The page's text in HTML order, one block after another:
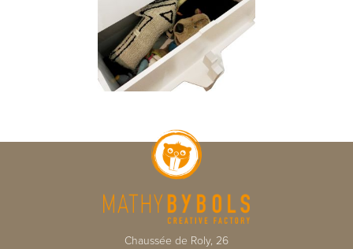
Chaussée de Roly, 26